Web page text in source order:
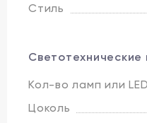
Стиль
Кол-во ламп или LED
Цоколь